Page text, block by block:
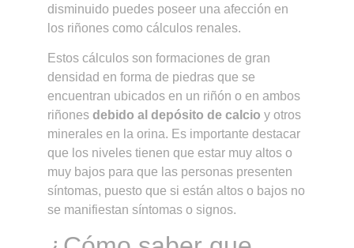
disminuido puedes poseer una afección en
los riñones como cálculos renales.
Estos cálculos son formaciones de gran
densidad en forma de piedras que se
encuentran ubicados en un riñón o en ambos
riñones debido al depósito de calcio y otros
minerales en la orina. Es importante destacar
que los niveles tienen que estar muy altos o
muy bajos para que las personas presenten
síntomas, puesto que si están altos o bajos no
se manifiestan síntomas o signos.